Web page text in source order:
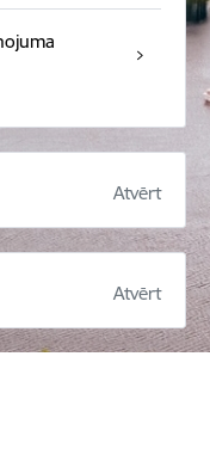
Atvērt
Atvērt